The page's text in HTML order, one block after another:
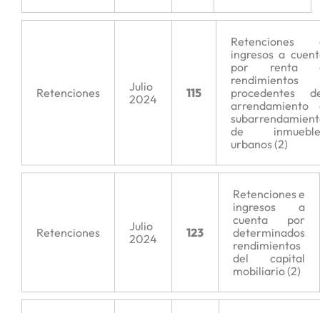
Retenciones
Julio
2024
115
Retenciones
ingresos a
por renta
rendimientos
procedentes
arrendamiento
de
urbanos (2)
Retenciones
Julio
2024
123
Retenciones e
ingresos a
cuenta por
determinados
rendimientos
del capital
mobiliario (2)